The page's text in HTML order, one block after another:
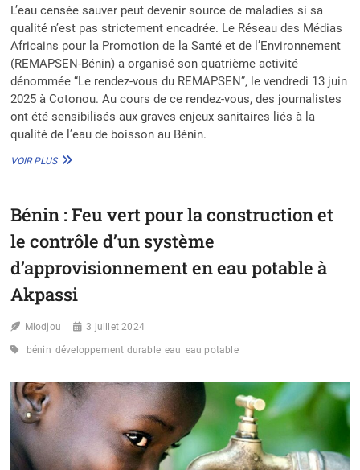
L’eau censée sauver peut devenir source de maladies si sa
qualité n’est pas strictement encadrée. Le Réseau des Médias
Africains pour la Promotion de la Santé et de l’Environnement
(REMAPSEN-Bénin) a organisé son quatrième activité
dénommée “Le rendez-vous du REMAPSEN”, le vendredi 13 juin
2025 à Cotonou. Au cours de ce rendez-vous, des journalistes
ont été sensibilisés aux graves enjeux sanitaires liés à la
qualité de l’eau de boisson au Bénin.
VOIR PLUSEAU
BÉNIN
DR
FIRMIN
ADANDÉDJI
INFORME
SUR
DÉFIS
ET
LA
SANTÉ
DES
POPULATIONS
Bénin : Feu vert pour la construction et
le contrôle d’un système
d’approvisionnement en eau potable à
Akpassi
Miodjou 3 juillet 2024
bénin développement durable eau eau potable